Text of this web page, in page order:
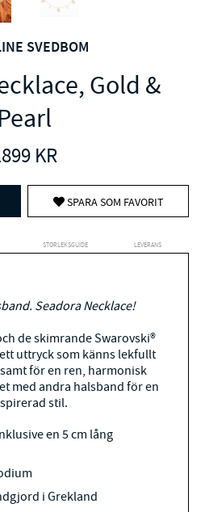
SVEDBOM
Gold &
KR
SPARA SOM FAVORIT
STORLEKSGUIDE LEVERANS
Seadora Necklace!
de skimrande Swarovski®
uttryck som känns lekfullt
för en ren, harmonisk
med andra halsband för en
stil.
en 5 cm lång
i Grekland